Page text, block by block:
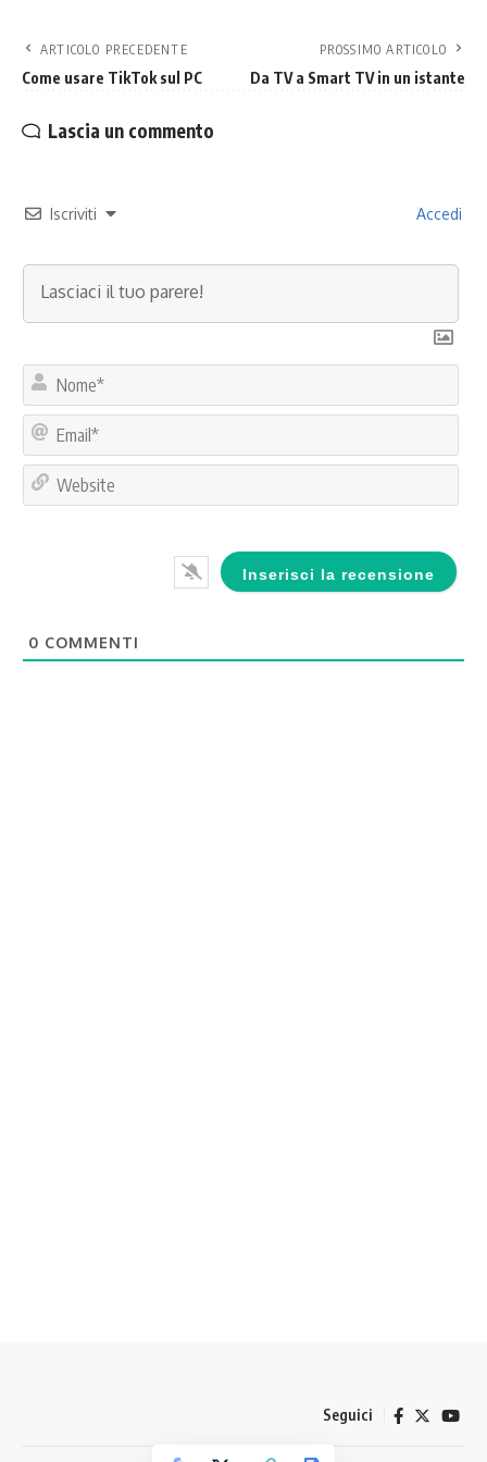
ARTICOLO PRECEDENTE
Come usare TikTok sul PC
PROSSIMO ARTICOLO
Da TV a Smart TV in un istante
Lascia un commento
Iscriviti Accedi
0 COMMENTI
Seguici